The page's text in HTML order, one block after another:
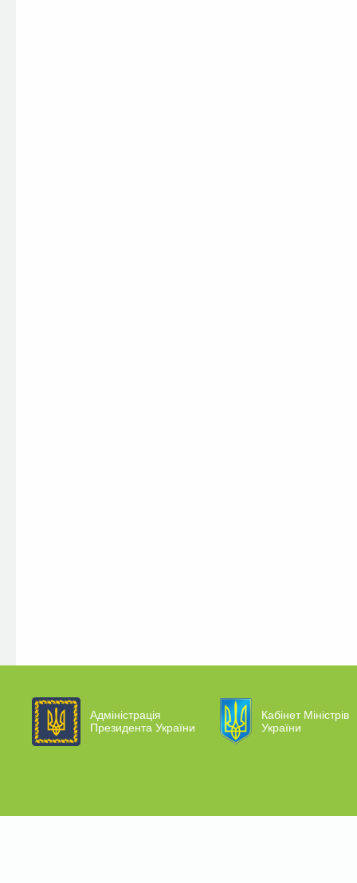
Адміністрація
Президента України
Кабінет Міністрів
України